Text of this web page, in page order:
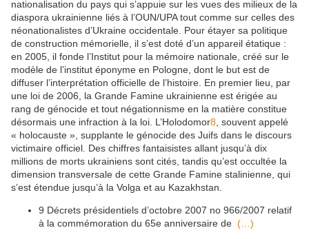
nationalisation du pays qui s’appuie sur les vues des milieux de la
diaspora ukrainienne liés à l’OUN/UPA tout comme sur celles des
néonationalistes d’Ukraine occidentale. Pour étayer sa politique
de construction mémorielle, il s’est doté d’un appareil étatique :
en 2005, il fonde l’Institut pour la mémoire nationale, créé sur le
modèle de l’institut éponyme en Pologne, dont le but est de
diffuser l’interprétation officielle de l’histoire. En premier lieu, par
une loi de 2006, la Grande Famine ukrainienne est érigée au
rang de génocide et tout négationnisme en la matière constitue
désormais une infraction à la loi. L’Holodomor8 , souvent appelé
« holocauste », supplante le génocide des Juifs dans le discours
victimaire officiel. Des chiffres fantaisistes allant jusqu’à dix
millions de morts ukrainiens sont cités, tandis qu’est occultée la
dimension transversale de cette Grande Famine stalinienne, qui
s’est étendue jusqu’à la Volga et au Kazakhstan.
9 Décrets présidentiels d’octobre 2007 no 966/2007 relatif
à la commémoration du 65e anniversaire de (…)